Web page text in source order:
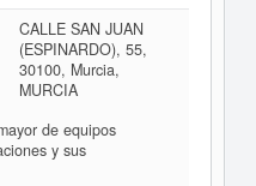
CALLE SAN JUAN
(ESPINARDO), 55,
30100, Murcia,
MURCIA
de equipos
y sus